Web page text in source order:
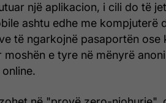
një aplikacion, i cili do të
ashtu edhe me kompjuterë
të ngarkojnë pasaportën
moshën e tyre në mënyrë